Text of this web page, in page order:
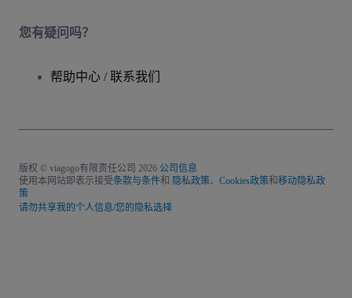
您有疑问吗？
帮助中心 / 联系我们
版权 © viagogo有限责任公司 2026 公司信息
使用本网站即表示接受条款与条件和 隐私政策、 Cookies政策和移动隐私政
策
请勿共享我的个人信息/您的隐私选择